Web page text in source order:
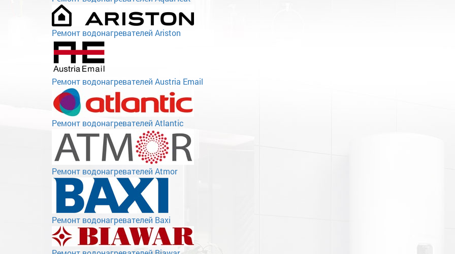
Ремонт водонагревателей Ariston
Ремонт водонагревателей Austria Email
Ремонт водонагревателей Atlantic
Ремонт водонагревателей Atmor
Ремонт водонагревателей Baxi